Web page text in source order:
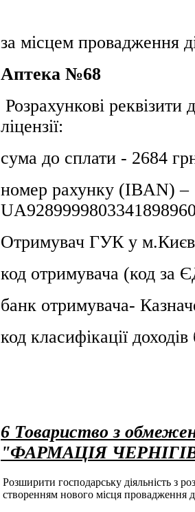
за місцем провадження
Аптека №68
Розрахункові
ліцензії:
сума до сплати - 2684
номер рахунку (IBAN) –
Отримувач ГУК у
код отримувача (код
банк отримувача-
код класифікації
6 Товариство з
"ФАРМАЦІЯ
Розширити господарську діяльність з
створенням нового місця провадження